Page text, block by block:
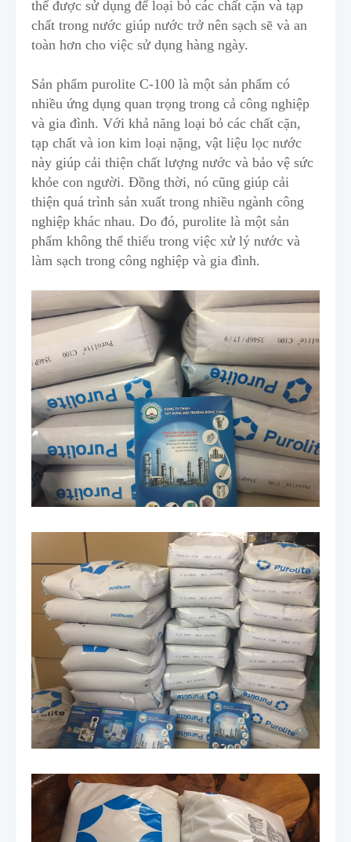
thể được sử dụng để loại bỏ các chất cặn và tạp
chất trong nước giúp nước trở nên sạch sẽ và an
toàn hơn cho việc sử dụng hàng ngày.
Sản phẩm purolite C-100 là một sản phẩm có
nhiều ứng dụng quan trọng trong cả công nghiệp
và gia đình. Với khả năng loại bỏ các chất cặn,
tạp chất và ion kim loại nặng, vật liệu lọc nước
này giúp cải thiện chất lượng nước và bảo vệ sức
khỏe con người. Đồng thời, nó cũng giúp cải
thiện quá trình sản xuất trong nhiều ngành công
nghiệp khác nhau. Do đó, purolite là một sản
phẩm không thể thiếu trong việc xử lý nước và
làm sạch trong công nghiệp và gia đình.